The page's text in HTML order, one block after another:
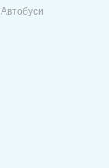
Автобуси